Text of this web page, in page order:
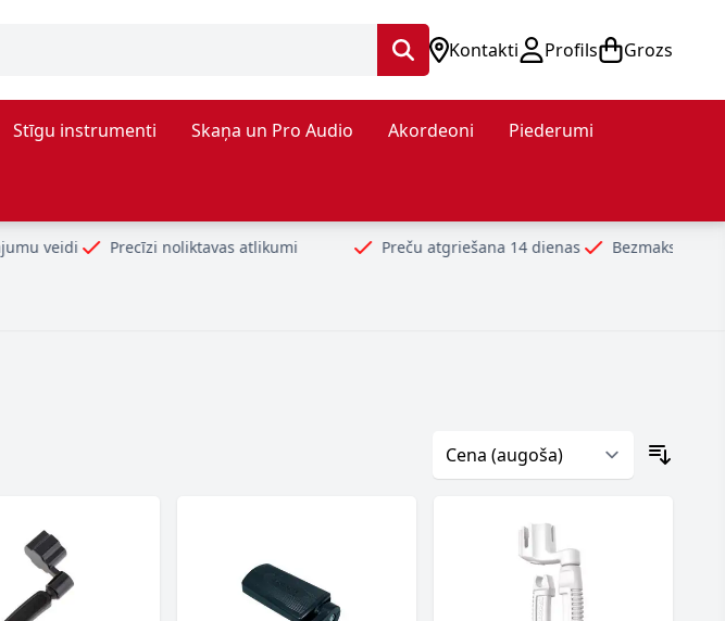
Kontakti Profils Grozs
Stīgu instrumenti Skaņa un Pro Audio Akordeoni Piederumi
Precīzi noliktavas atlikumi Preču atgriešana 14 dienas Bezmaksas piegāde no